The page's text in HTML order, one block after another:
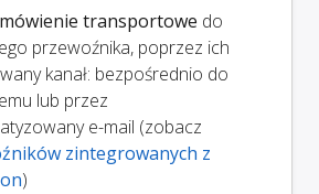
transportowe do
przewoźnika, poprzez ich
kanał: bezpośrednio do
lub przez
e-mail (zobacz
zintegrowanych z
)